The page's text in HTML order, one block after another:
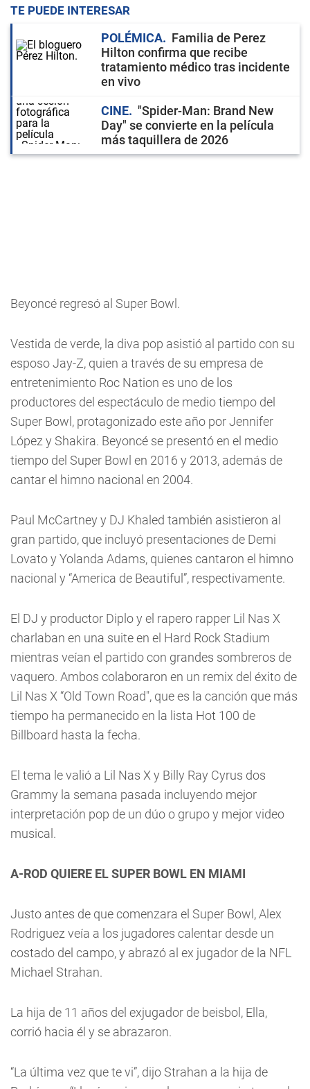
TE PUEDE INTERESAR
POLÉMICA
Familia de Perez
Hilton confirma que recibe
tratamiento médico tras incidente
en vivo
CINE
"Spider-Man: Brand New
Day" se convierte en la película
más taquillera de 2026
Beyoncé regresó al Super Bowl.
Vestida de verde, la diva pop asistió al partido con su
esposo Jay-Z, quien a través de su empresa de
entretenimiento Roc Nation es uno de los
productores del espectáculo de medio tiempo del
Super Bowl, protagonizado este año por Jennifer
López y Shakira. Beyoncé se presentó en el medio
tiempo del Super Bowl en 2016 y 2013, además de
cantar el himno nacional en 2004.
Paul McCartney y DJ Khaled también asistieron al
gran partido, que incluyó presentaciones de Demi
Lovato y Yolanda Adams, quienes cantaron el himno
nacional y “America de Beautiful”, respectivamente.
El DJ y productor Diplo y el rapero rapper Lil Nas X
charlaban en una suite en el Hard Rock Stadium
mientras veían el partido con grandes sombreros de
vaquero. Ambos colaboraron en un remix del éxito de
Lil Nas X “Old Town Road", que es la canción que más
tiempo ha permanecido en la lista Hot 100 de
Billboard hasta la fecha.
El tema le valió a Lil Nas X y Billy Ray Cyrus dos
Grammy la semana pasada incluyendo mejor
interpretación pop de un dúo o grupo y mejor video
musical.
A-ROD QUIERE EL SUPER BOWL EN MIAMI
Justo antes de que comenzara el Super Bowl, Alex
Rodriguez veía a los jugadores calentar desde un
costado del campo, y abrazó al ex jugador de la NFL
Michael Strahan.
La hija de 11 años del exjugador de beisbol, Ella,
corrió hacia él y se abrazaron.
“La última vez que te vi”, dijo Strahan a la hija de